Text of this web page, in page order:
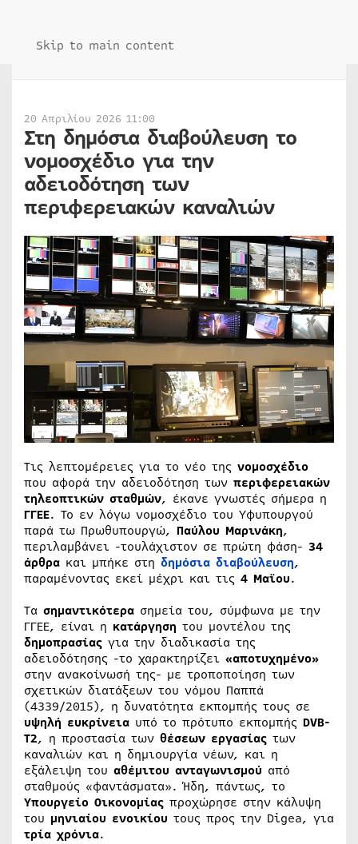
Skip to main content
20 Απριλίου 2026 11:00
Στη δημόσια διαβούλευση το
νομοσχέδιο για την
αδειοδότηση των
περιφερειακών καναλιών
Τις λεπτομέρειες για το νέο της νομοσχέδιο
που αφορά την αδειοδότηση των περιφερειακών
τηλεοπτικών σταθμών, έκανε γνωστές σήμερα η
ΓΓΕΕ. Το εν λόγω νομοσχέδιο του Υφυπουργού
παρά τω Πρωθυπουργώ, Παύλου Μαρινάκη,
περιλαμβάνει -τουλάχιστον σε πρώτη φάση- 34
άρθρα και μπήκε στη δημόσια διαβούλευση,
παραμένοντας εκεί μέχρι και τις 4 Μαϊου.
Τα σημαντικότερα σημεία του, σύμφωνα με την
ΓΓΕΕ, είναι η κατάργηση του μοντέλου της
δημοπρασίας για την διαδικασία της
αδειοδότησης -το χαρακτηρίζει «αποτυχημένο»
στην ανακοίνωσή της- με τροποποίηση των
σχετικών διατάξεων του νόμου Παππά
(4339/2015), η δυνατότητα εκπομπής τους σε
υψηλή ευκρίνεια υπό το πρότυπο εκπομπής DVB-
T2, η προστασία των θέσεων εργασίας των
καναλιών και η δημιουργία νέων, και η
εξάλειψη του αθέμιτου ανταγωνισμού από
σταθμούς «φαντάσματα». Ήδη, πάντως, το
Υπουργείο Οικονομίας προχώρησε στην κάλυψη
του μηνιαίου ενοικίου τους προς την Digea, για
τρία χρόνια.